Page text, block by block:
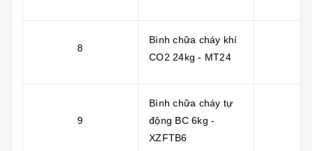
8
Bình chữa cháy khí
CO2 24kg - MT24
9
Bình chữa cháy tự
động BC 6kg -
XZFTB6